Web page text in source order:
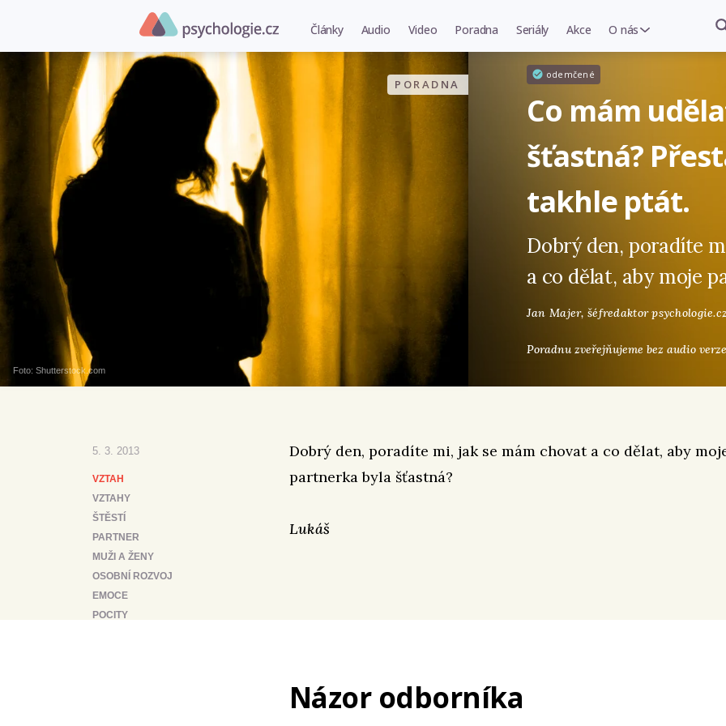
Články Audio Video Poradna Seriály Akce O nás
PORADNA
Foto: Shutterstock.com
odemčené
Co mám
šťastná?
takhle ptát.
Dobrý den, poradíte
a co dělat, aby moje
Jan Majer, šéfredaktor
Poradnu zveřejňujeme bez audio
5. 3. 2013
VZTAH
VZTAHY
ŠTĚSTÍ
PARTNER
MUŽI A ŽENY
OSOBNÍ ROZVOJ
EMOCE
POCITY
Dobrý den, poradíte mi, jak se mám chovat a co dělat, aby
partnerka byla šťastná?
Lukáš
Názor odborníka